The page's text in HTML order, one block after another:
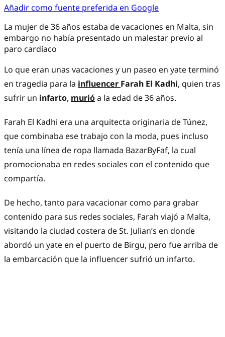
Añadir como fuente preferida en Google
La mujer de 36 años estaba de vacaciones en Malta, sin
embargo no había presentado un malestar previo al
paro cardíaco
Lo que eran unas vacaciones y un paseo en yate terminó
en tragedia para la influencer Farah El Kadhi, quien tras
sufrir un infarto, murióa la edad de 36 años.
Farah El Kadhi era una arquitecta originaria de Túnez,
que combinaba ese trabajo con la moda, pues incluso
tenía una línea de ropa llamada BazarByFaf, la cual
promocionaba en redes sociales con el contenido que
compartía.
De hecho, tanto para vacacionar como para grabar
contenido para sus redes sociales, Farah viajó a Malta,
visitando la ciudad costera de St. Julian’s en donde
abordó un yate en el puerto de Birgu, pero fue arriba de
la embarcación que la influencer sufrió un infarto.